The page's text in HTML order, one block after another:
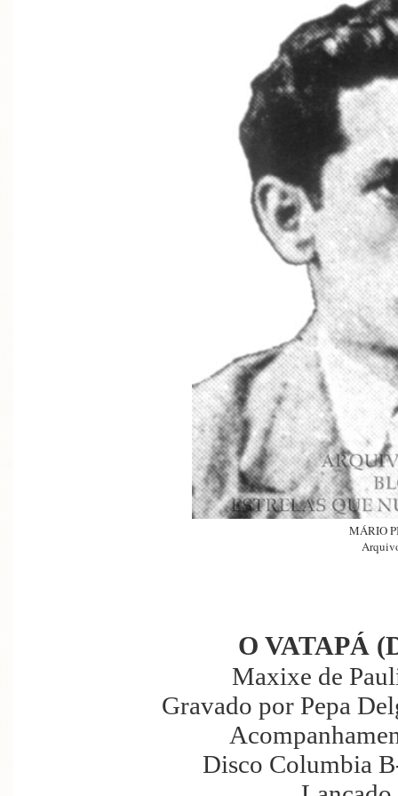
MÁRIO
O VATAPÁ
Maxixe de
Gravado por Pepa
Disco Columbia